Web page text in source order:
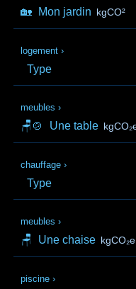
🏡 Mon jardin kgCO²
logement ›
Type
meubles ›
🪑🍲 Une table
chauffage ›
Type
meubles ›
🪑 Une chaise kgCO₂e
piscine ›